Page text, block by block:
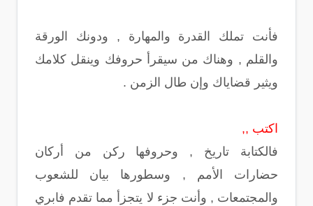
فأنت تملك القدرة والمهارة , ودونك الورقة
والقلم , وهناك من سيقرأ حروفك وينقل كلامك
ويثير قضاياك وإن طال الزمن .
اكتب ,,
فالكتابة تاريخ , وحروفها ركن من أركان
حضارات الأمم , وسطورها بيان للشعوب
والمجتمعات , وأنت جزء لا يتجزأ مما تقدم فابري